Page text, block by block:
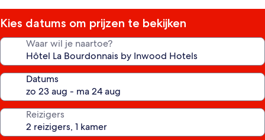
Kies datums om prijzen te bekijken
Waar wil je naartoe?
Datums
Reizigers